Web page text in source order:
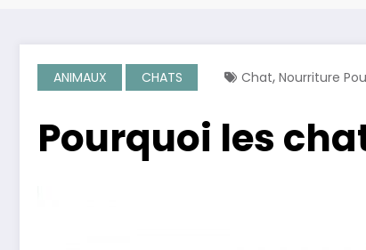
ANIMAUX CHATS Chat, Nourriture
Pourquoi les